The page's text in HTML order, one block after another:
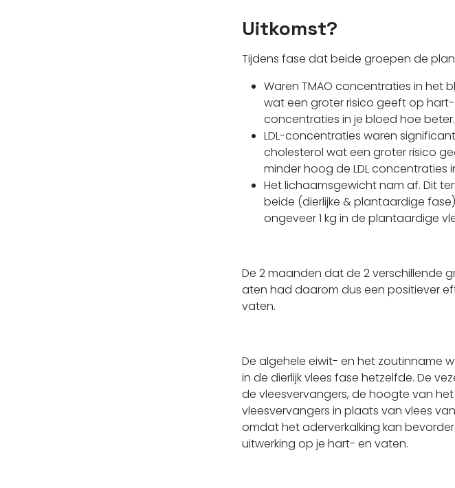
Uitkomst?
Tijdens fase dat beide groepen de
Waren TMAO concentraties in het
wat een groter risico geeft op
concentraties in je bloed hoe beter.
LDL-concentraties waren
cholesterol wat een groter risico
minder hoog de LDL concentraties
Het lichaamsgewicht nam af. Dit
beide (dierlijke & plantaardige
ongeveer 1 kg in de plantaardige
De 2 maanden dat de 2 verschillende
aten had daarom dus een positiever
vaten.
De algehele eiwit- en het zoutinname
in de dierlijk vlees fase hetzelfde. De
de vleesvervangers, de hoogte van
vleesvervangers in plaats van vlees
omdat het aderverkalking kan
uitwerking op je hart- en vaten.